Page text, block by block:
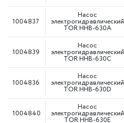
1004837
Насос
электрогидравлический
TOR HHB-630A
1004839
Насос
электрогидравлический
TOR HHB-630C
1004836
Насос
электрогидравлический
TOR HHB-630D
1004840
Насос
электрогидравлический
TOR HHB-630E